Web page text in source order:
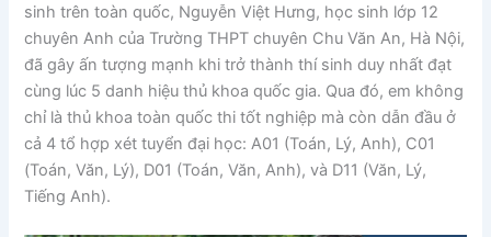
sinh trên toàn quốc, Nguyễn Việt Hưng, học sinh lớp 12
chuyên Anh của Trường THPT chuyên Chu Văn An, Hà Nội,
đã gây ấn tượng mạnh khi trở thành thí sinh duy nhất đạt
cùng lúc 5 danh hiệu thủ khoa quốc gia. Qua đó, em không
chỉ là thủ khoa toàn quốc thi tốt nghiệp mà còn dẫn đầu ở
cả 4 tổ hợp xét tuyển đại học: A01 (Toán, Lý, Anh), C01
(Toán, Văn, Lý), D01 (Toán, Văn, Anh), và D11 (Văn, Lý,
Tiếng Anh).